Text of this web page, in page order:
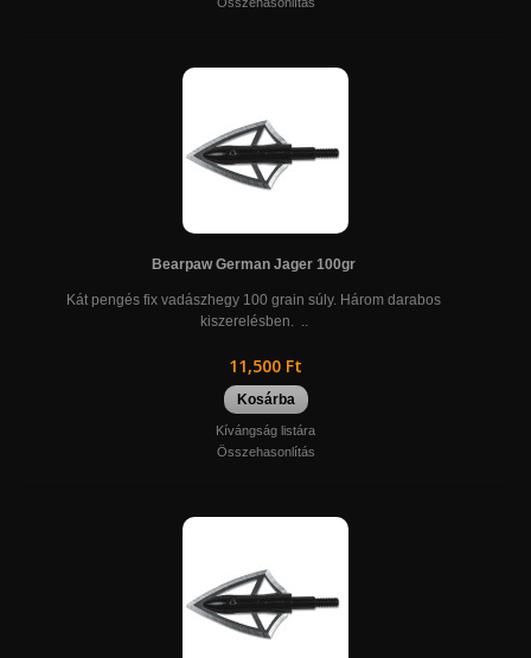
Bearpaw German Jager 100gr
Kát pengés fix vadászhegy 100 grain súly. Három darabos
kiszerelésben. ..
11,500 Ft
Kosárba
Kívángság listára
Összehasonlítás